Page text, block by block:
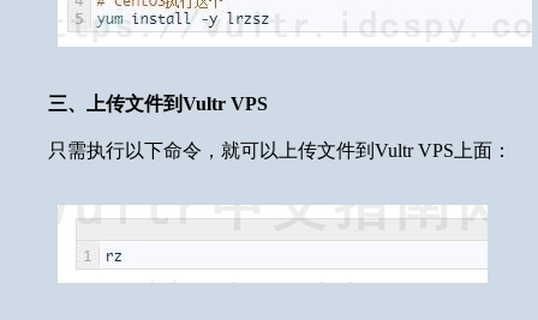
三、上传文件到Vultr VPS
只需执行以下命令，就可以上传文件到Vultr VPS上面：